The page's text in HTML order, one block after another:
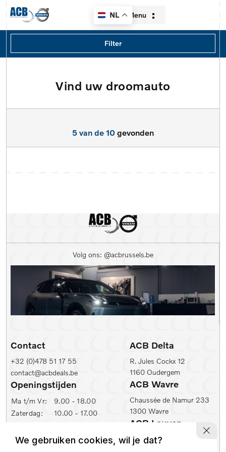
NL Menu
Home
Diensten
Vind uw droomauto
Filter
Filters
Merk
Type
Kleur
Carrosserie
Kilometerstand Van
Kilometerstand tot
1e inschrijfdatum min
1e inschrijfdatum max
5 van de 10 gevonden
Volg ons: @acbrussels.be
Contact
+32 (0)478 51 17 55
contact@acbdeals.be
Openingstijden
Ma t/m Vr:
9.00 - 18.00
Zaterdag:
10.00 - 17.00
ACB Zaventem
Leuvensesteenweg 430
ACB Delta
R. Jules Cockx 12
1160 Oudergem
ACB Wavre
Chaussée de Namur 233
1300 Wavre
ACB Leuven
Ambachtenlaan 2
We gebruiken cookies, wil je dat?